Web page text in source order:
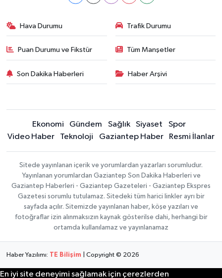
Hava Durumu Trafik Durumu
Puan Durumu ve Fikstür Tüm Manşetler
Son Dakika Haberleri Haber Arşivi
Ekonomi Gündem Sağlık Siyaset
Spor
Video Haber
Teknoloji Gaziantep Haber Resmi İlanlar
Sitede yayınlanan içerik ve yorumlardan yazarları sorumludur.
Yayınlanan yorumlardan Gaziantep Son Dakika Haberleri ve
Gaziantep Haberleri - Gaziantep Gazeteleri - Gaziantep Ekspres
Gazetesi sorumlu tutulamaz. Sitedeki tüm harici linkler ayrı bir
sayfada açılır. Sitemizde yayınlanan haber, köşe yazıları ve
fotoğraflar izin alınmaksızın kaynak gösterilse dahi, herhangi bir
ortamda kullanılamaz ve yayınlanamaz
Haber Yazılımı: TE Bilişim | Copyright © 2026
En iyi site deneyimi sağlamak için çerezlerden